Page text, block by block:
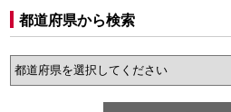
都道府県から検索